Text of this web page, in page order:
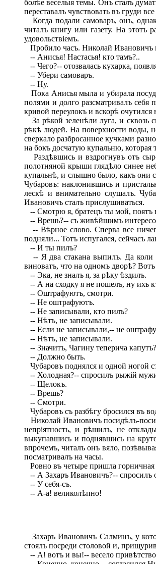
болѣе веселыя темы. Онъ сталъ
переставалъ чувствовать въ груди
Когда подали самоваръ, онъ,
читалъ книгу или газету. На этотъ
удовольствіемъ.
Пробило часъ. Николай Ивановичъ
-- Анисья! Настасья! кто тамъ?..
-- Чего?-- отозвалась кухарка,
-- Убери самоваръ.
-- Ну.
Пока Анисья мыла и убирала
полями и долго разсматривалъ себя
кривой переулокъ и вскорѣ
За рѣкой зеленѣли луга, и сквозь
рѣкѣ людей. На поверхности воды,
сверкало разбросанное кучками
на бокъ досчатую купальню, которая
Раздѣвшись и вздрогнувъ отъ
полотняной крыши глядѣло синее
купальнѣ, и слышно было, какъ они
Чубаровъ: наклонившись и
лескѣ и внимательно слушалъ.
Ивановичъ сталъ прислушиваться.
-- Смотрю я, братецъ ты мой, поятъ
-- Врешь?-- съ живѣйшимъ
-- Вѣрное слово. Сперва все
подняли... Тотъ испугался, сейчасъ
-- И ты пилъ?
-- Я два стакана выпилъ. Да коли
виноватъ, что на одномъ дворѣ?
-- Эка, не зналъ я, за рѣку ѣздилъ.
-- А на сходку я не пошелъ, ну ихъ
-- Оштрафуютъ, смотри.
-- Не оштрафуютъ.
-- Не записывали, кто пилъ?
-- Нѣтъ, не записывали.
-- Если не записывали,-- не
-- Нѣтъ, не записывали.
-- Значитъ, Чагину теперича капутъ?
-- Должно быть.
Чубаровъ поднялся и одной ногой
-- Холодная?-- спросилъ рыжій
-- Щелокъ.
-- Врешь?
-- Смотри.
Чубаровъ съ разбѣгу бросился въ
Николай Ивановичъ посидѣлъ-
непріятность, и рѣшилъ, не
выкупавшись и поднявшись на
впрочемъ, читалъ онъ вяло,
посматривалъ на часы.
Ровно въ четыре пришла горничная
-- А Захаръ Ивановичъ?-- спросилъ
-- У себя-съ.
-- А-а! великолѣпно!
Захаръ Ивановичъ Салминъ, у
стоялъ посреди столовой и,
-- А! вотъ и вы!-- весело